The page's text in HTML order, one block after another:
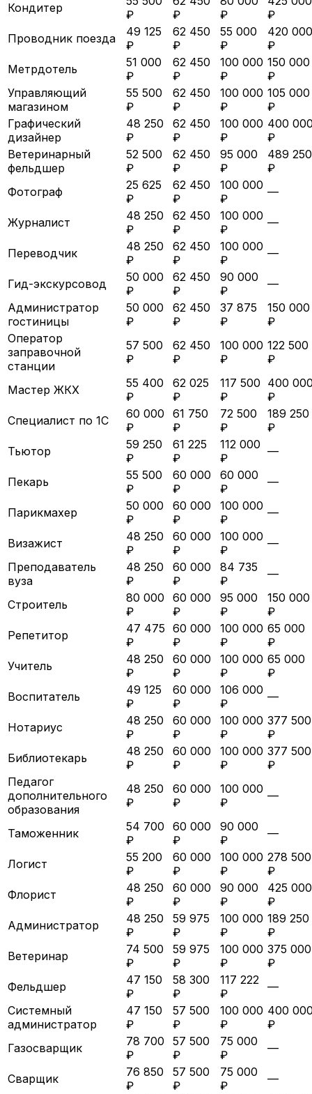
Кондитер
₽
₽
₽
₽
Проводник поезда
49 125
₽
62 450
₽
55 000
₽
420 000
₽
Метрдотель
51 000
₽
62 450
₽
100 000
₽
150 000
₽
Управляющий
магазином
55 500
₽
62 450
₽
100 000
₽
105 000
₽
Графический
дизайнер
48 250
₽
62 450
₽
100 000
₽
400
₽
Ветеринарный
фельдшер
52 500
₽
62 450
₽
95 000
₽
489 250
₽
Фотограф
25 625
₽
62 450
₽
100 000
₽
—
Журналист
48 250
₽
62 450
₽
100 000
₽
—
Переводчик
48 250
₽
62 450
₽
100 000
₽
—
Гид-экскурсовод
50 000
₽
62 450
₽
90 000
₽
—
Администратор
гостиницы
50 000
₽
62 450
₽
37 875
₽
150 000
₽
Оператор
заправочной
станции
57 500
₽
62 450
₽
100 000
₽
122 500
₽
Мастер ЖКХ
55 400
₽
62 025
₽
117 500
₽
400
₽
Специалист по 1С
60 000
₽
61 750
₽
72 500
₽
189 250
₽
Тьютор
59 250
₽
61 225
₽
112 000
₽
—
Пекарь
55 500
₽
60 000
₽
60 000
₽
—
Парикмахер
50 000
₽
60 000
₽
100 000
₽
—
Визажист
48 250
₽
60 000
₽
100 000
₽
—
Преподаватель
вуза
48 250
₽
60 000
₽
84 735
₽
—
Строитель
80 000
₽
60 000
₽
95 000
₽
150 000
₽
Репетитор
47 475
₽
60 000
₽
100 000
₽
65 000
₽
Учитель
48 250
₽
60 000
₽
100 000
₽
65 000
₽
Воспитатель
49 125
₽
60 000
₽
106 000
₽
—
Нотариус
48 250
₽
60 000
₽
100 000
₽
377 500
₽
Библиотекарь
48 250
₽
60 000
₽
100 000
₽
377 500
₽
Педагог
дополнительного
образования
48 250
₽
60 000
₽
100 000
₽
—
Таможенник
54 700
₽
60 000
₽
90 000
₽
—
Логист
55 200
₽
60 000
₽
100 000
₽
278 500
₽
Флорист
48 250
₽
60 000
₽
90 000
₽
425 000
₽
Администратор
48 250
₽
59 975
₽
100 000
₽
189 250
₽
Ветеринар
74 500
₽
59 975
₽
100 000
₽
375 000
₽
Фельдшер
47 150
₽
58 300
₽
117 222
₽
—
Системный
администратор
47 150
₽
57 500
₽
100 000
₽
400
₽
Газосварщик
78 700
₽
57 500
₽
75 000
₽
—
Сварщик
76 850
₽
57 500
₽
75 000
₽
—